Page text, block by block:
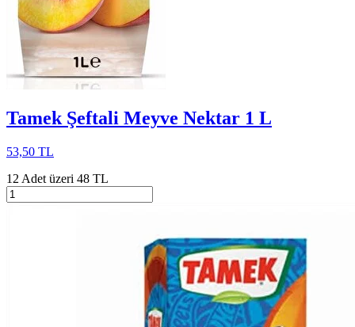
Tamek Şeftali Meyve Nektar 1 L
53,50 TL
12 Adet üzeri 48 TL